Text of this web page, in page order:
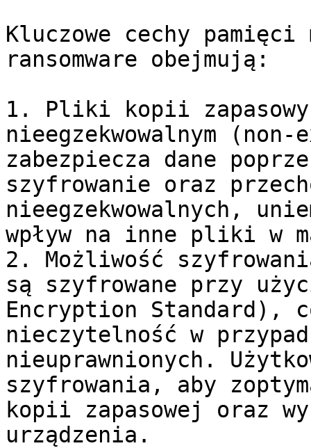
Kluczowe cechy pamięci
ransomware obejmują:
1. Pliki kopii
nieegzekwowalnym
zabezpiecza dane
szyfrowanie oraz
nieegzekwowalnych,
wpływ na inne pliki w
2. Możliwość
są szyfrowane przy
Encryption Standard),
nieczytelność w
nieuprawnionych.
szyfrowania, aby
kopii zapasowej oraz
urządzenia.